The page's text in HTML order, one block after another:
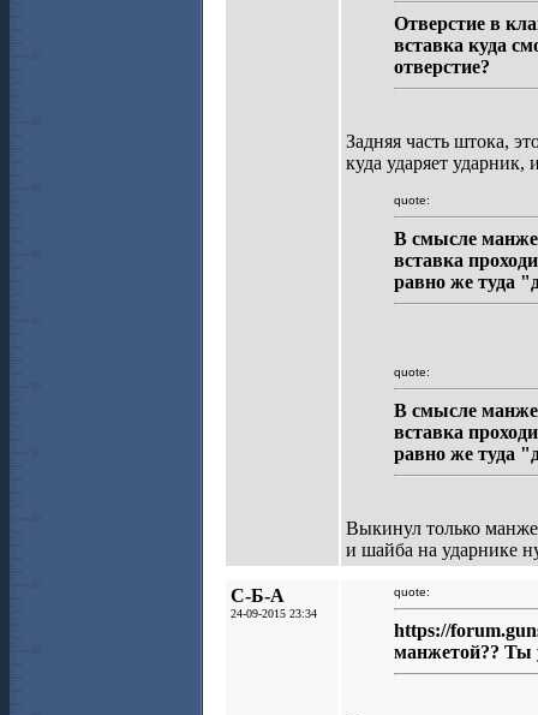
Отверстие в
вставка куда
отверстие?
Задняя часть штока,
куда ударяет ударник,
quote:
В смысле
вставка
равно же туда
quote:
В смысле
вставка
равно же туда
Выкинул только
и шайба на ударнике
С-Б-А
24-09-2015 23:34
quote:
https://
манжетой?? Ты